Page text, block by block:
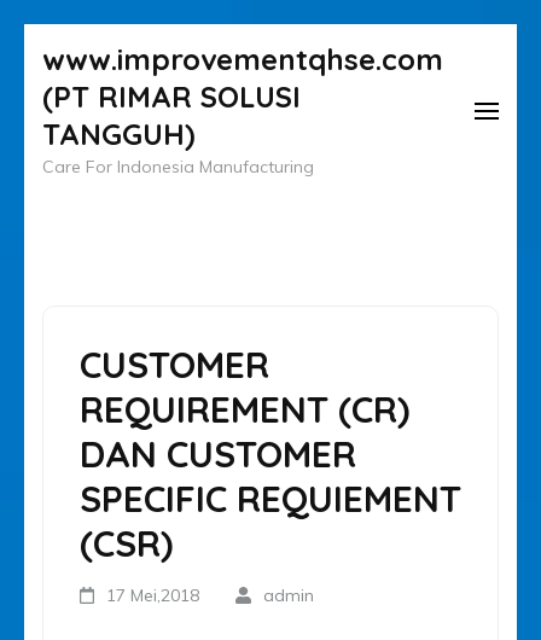
ke
konten
(Tekan
Enter)
www.improvementqhse.com
(PT RIMAR SOLUSI
TANGGUH)
Care For Indonesia Manufacturing
CUSTOMER
REQUIREMENT (CR)
DAN CUSTOMER
SPECIFIC REQUIEMENT
(CSR)
17 Mei,2018 admin